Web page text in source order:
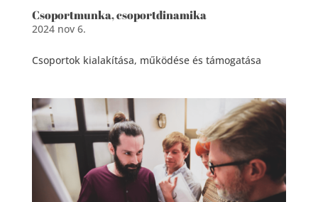
Csoportmunka, csoportdinamika
2024 nov 6.
Csoportok kialakítása, működése és támogatása